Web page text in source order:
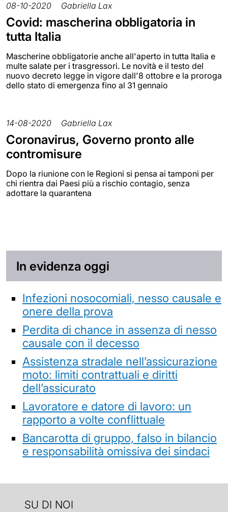
08-10-2020 Gabriella Lax
Covid: mascherina obbligatoria in
tutta Italia
Mascherine obbligatorie anche all'aperto in tutta Italia e
multe salate per i trasgressori. Le novità e il testo del
nuovo decreto legge in vigore dall'8 ottobre e la proroga
dello stato di emergenza fino al 31 gennaio
14-08-2020 Gabriella Lax
Coronavirus, Governo pronto alle
contromisure
Dopo la riunione con le Regioni si pensa ai tamponi per
chi rientra dai Paesi più a rischio contagio, senza
adottare la quarantena
In evidenza oggi
Infezioni nosocomiali, nesso causale e
onere della prova
Perdita di chance in assenza di nesso
causale con il decesso
Assistenza stradale nell’assicurazione
moto: limiti contrattuali e diritti
dell’assicurato
Lavoratore e datore di lavoro: un
rapporto a volte conflittuale
Bancarotta di gruppo, falso in bilancio
e responsabilità omissiva dei sindaci
SU DI NOI